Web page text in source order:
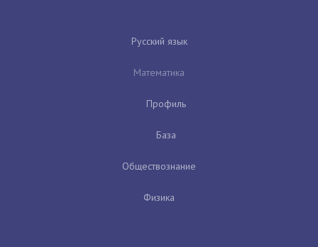
Русский язык
Математика
Профиль
База
Обществознание
Физика